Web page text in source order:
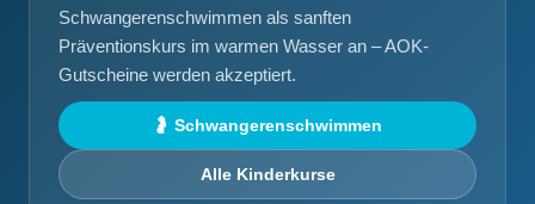
Schwangerenschwimmen als sanften
Präventionskurs im warmen Wasser an – AOK-
Gutscheine werden akzeptiert.
🤰 Schwangerenschwimmen
Alle Kinderkurse